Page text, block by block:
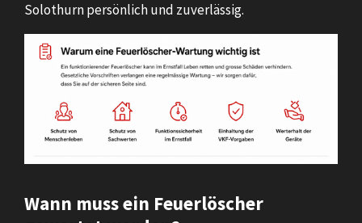
Solothurn persönlich und zuverlässig.
Wann muss ein Feuerlöscher